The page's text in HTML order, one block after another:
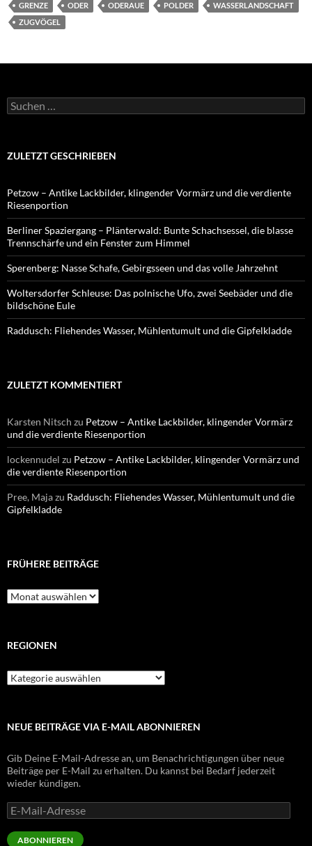
GRENZE ODER ODERAUE POLDER
WASSERLANDSCHAFT
ZUGVÖGEL
Suchen
nach:
ZULETZT GESCHRIEBEN
Petzow – Antike Lackbilder, klingender Vormärz und die verdiente
Riesenportion
Berliner Spaziergang – Plänterwald: Bunte Schachsessel, die blasse
Trennschärfe und ein Fenster zum Himmel
Sperenberg: Nasse Schafe, Gebirgsseen und das volle Jahrzehnt
Woltersdorfer Schleuse: Das polnische Ufo, zwei Seebäder und die
bildschöne Eule
Raddusch: Fliehendes Wasser, Mühlentumult und die Gipfelkladde
ZULETZT KOMMENTIERT
Karsten Nitsch zu Petzow – Antike Lackbilder, klingender Vormärz
und die verdiente Riesenportion
lockennudel zu Petzow – Antike Lackbilder, klingender Vormärz und
die verdiente Riesenportion
Pree, Majazu Raddusch: Fliehendes Wasser, Mühlentumult und die
Gipfelkladde
FRÜHERE BEITRÄGE
Frühere
Beiträge
REGIONEN
Regionen
NEUE BEITRÄGE VIA E-MAIL ABONNIEREN
Gib Deine E-Mail-Adresse an, um Benachrichtigungen über neue
Beiträge per E-Mail zu erhalten. Du kannst bei Bedarf jederzeit
wieder kündigen.
E-
Mail-
Adresse
ABONNIEREN